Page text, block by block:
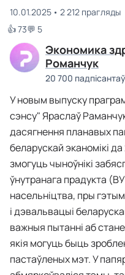
10.01.2025
2 212 прагляды
👍 73💬 5
Экономика
Романчук
20 700 падпісантаў
У новым выпуску
сэнсу" Яраслаў
дасягнення планавых
беларускай эканомікі
змогуць чыноўнікі
ўнутранага прадукта
насельніцтва, пры
і дэвальвацыі
важныя пытанні аб
якія могуць быць
пастаўленых мэт. У